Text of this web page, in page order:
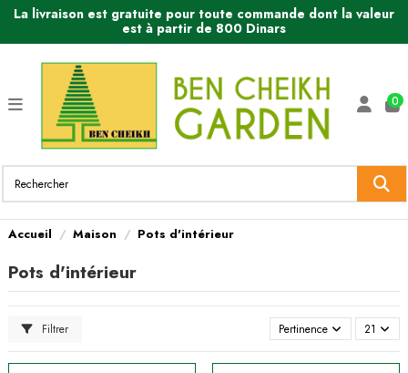
La livraison est gratuite pour toute commande dont la valeur
est à partir de 800 Dinars
0
Accueil Maison Pots d'intérieur
Pots d'intérieur
Filtrer Pertinence 21